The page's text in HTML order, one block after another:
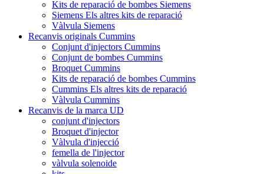
Kits de reparació de bombes Siemens
Siemens Els altres kits de reparació
Vàlvula Siemens
Recanvis originals Cummins
Conjunt d'injectors Cummins
Conjunt de bombes Cummins
Broquet Cummins
Kits de reparació de bombes Cummins
Cummins Els altres kits de reparació
Vàlvula Cummins
Recanvis de la marca UD
conjunt d'injectors
Broquet d'injector
Vàlvula d'injecció
femella de l'injector
vàlvula solenoide